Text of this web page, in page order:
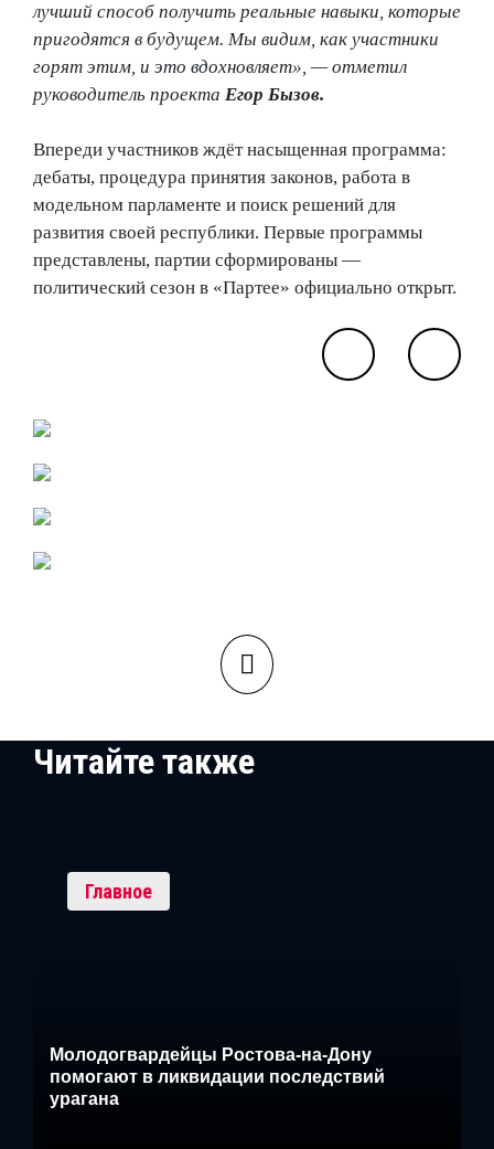
лучший способ получить реальные навыки, которые
пригодятся в будущем. Мы видим, как участники
горят этим, и это вдохновляет», — отметил
руководитель проекта Егор Бызов.
Впереди участников ждёт насыщенная программа:
дебаты, процедура принятия законов, работа в
модельном парламенте и поиск решений для
развития своей республики. Первые программы
представлены, партии сформированы —
политический сезон в «Партее» официально открыт.
Читайте также
Главное
Молодогвардейцы Ростова-на-Дону
помогают в ликвидации последствий
урагана